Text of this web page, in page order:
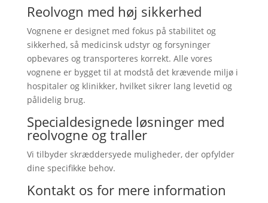
Reolvogn med høj sikkerhed
Vognene er designet med fokus på stabilitet og
sikkerhed, så medicinsk udstyr og forsyninger
opbevares og transporteres korrekt. Alle vores
vognene er bygget til at modstå det krævende miljø i
hospitaler og klinikker, hvilket sikrer lang levetid og
pålidelig brug.
Specialdesignede løsninger med
reolvogne og traller
Vi tilbyder skræddersyede muligheder, der opfylder
dine specifikke behov.
Kontakt os for mere information